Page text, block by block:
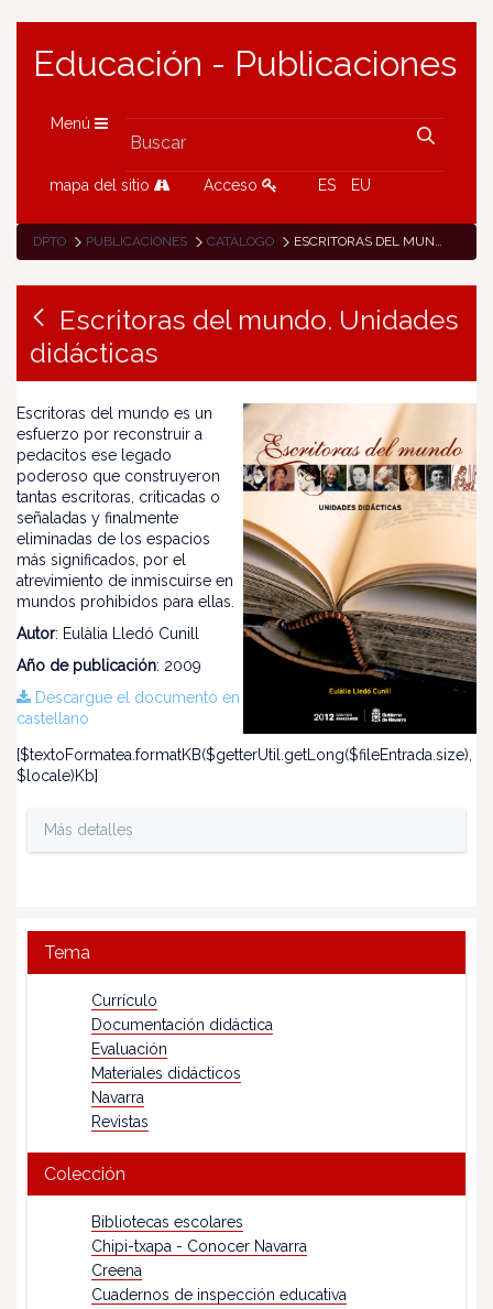
Educación - Publicaciones
Menú
mapa del sitio Acceso ES EU
DPTO PUBLICACIONES CATÁLOGO ESCRITORAS DEL MUNDO. UNIDADES DIDÁCTICAS
Escritoras del mundo. Unidades
didácticas
Escritoras del mundo es un
esfuerzo por reconstruir a
pedacitos ese legado
poderoso que construyeron
tantas escritoras, criticadas o
señaladas y finalmente
eliminadas de los espacios
más significados, por el
atrevimiento de inmiscuirse en
mundos prohibidos para ellas.
Autor: Eulàlia Lledó Cunill
Año de publicación: 2009
Descargue el documento en
castellano
[$textoFormatea.formatKB($getterUtil.getLong($fileEntrada.size),
$locale)Kb]
Más detalles
Tema
Currículo
Documentación didáctica
Evaluación
Materiales didácticos
Navarra
Revistas
Colección
Bibliotecas escolares
Chipi-txapa - Conocer Navarra
Creena
Cuadernos de inspección educativa